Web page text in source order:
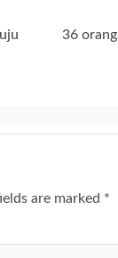
36
are marked *